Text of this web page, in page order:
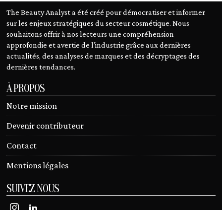
The Beauty Analyst a été créé pour démocratiser et informer
sur les enjeux stratégiques du secteur cosmétique. Nous
souhaitons offrir à nos lecteurs une compréhension
approfondie et avertie de l’industrie grâce aux dernières
actualités, des analyses de marques et des décryptages des
dernières tendances.
À PROPOS
Notre mission
Devenir contributeur
Contact
Mentions légales
SUIVEZ NOUS